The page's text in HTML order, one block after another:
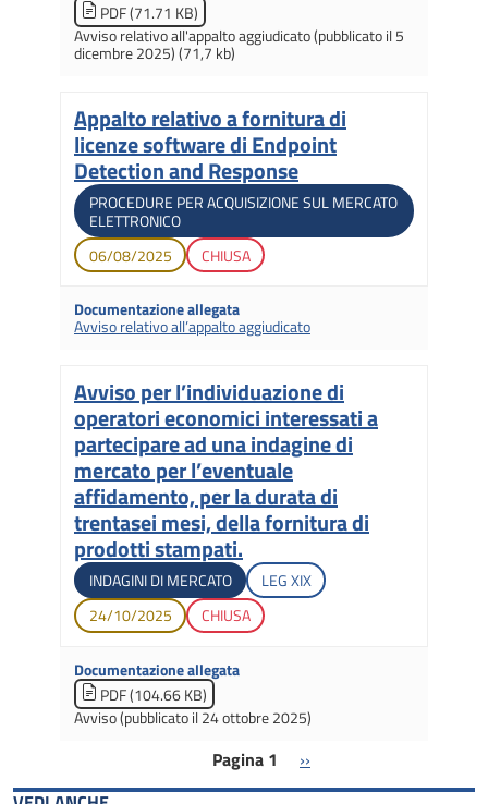
PDF (71.71 KB)
Avviso relativo all'appalto aggiudicato (pubblicato il 5
dicembre 2025) (71,7 kb)
Titolo
Appalto relativo a fornitura di
licenze software di Endpoint
Detection and Response
Tipologia di gara
PROCEDURE PER ACQUISIZIONE SUL MERCATO
ELETTRONICO
Data di apertura
06/08/2025 Stato gara
CHIUSA
Documentazione allegata
Avviso relativo all’appalto aggiudicato
Titolo
Avviso per l’individuazione di
operatori economici interessati a
partecipare ad una indagine di
mercato per l’eventuale
affidamento, per la durata di
trentasei mesi, della fornitura di
prodotti stampati.
Tipologia di gara
INDAGINI DI MERCATO Legislatura di apertura
LEGXIX
Data di apertura
24/10/2025 Stato gara
CHIUSA
Documentazione allegata
PDF (104.66 KB)
Avviso (pubblicato il 24 ottobre 2025)
Pagina 1 Pagina successiva
››